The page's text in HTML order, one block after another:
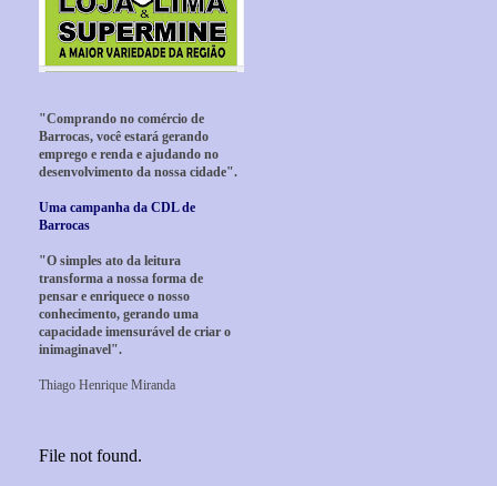
"Comprando no comércio de
Barrocas, você estará gerando
emprego e renda e ajudando no
desenvolvimento da nossa cidade".
Uma campanha da CDL de
Barrocas
"O simples ato da leitura
transforma a nossa forma de
pensar e enriquece o nosso
conhecimento, gerando uma
capacidade imensurável de criar o
inimaginavel".
Thiago Henrique Miranda